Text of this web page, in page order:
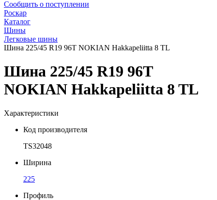
Сообщить о поступлении
Роскар
Каталог
Шины
Легковые шины
Шина 225/45 R19 96T NOKIAN Hakkapeliitta 8 TL
Шина 225/45 R19 96T
NOKIAN Hakkapeliitta 8 TL
Характеристики
Код производителя
TS32048
Ширина
225
Профиль